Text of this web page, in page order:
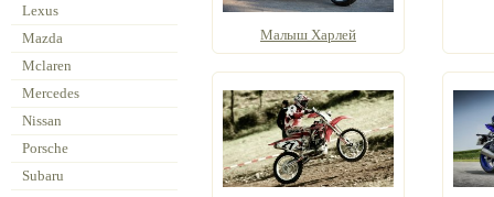
Lexus
Mazda
Mclaren
Mercedes
Nissan
Porsche
Subaru
Малыш Харлей